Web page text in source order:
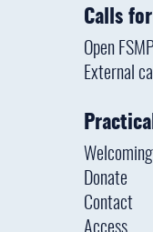
Calls
Open
External
Donate
Contact